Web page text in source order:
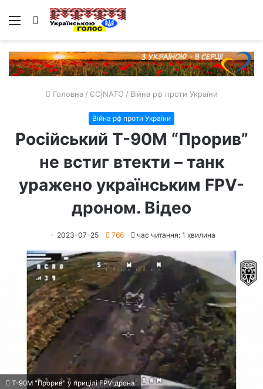
Меню Пошук
Головна / ЄС|NATO / Війна рф проти України
Війна рф проти України
Російський Т-90М “Прорив”
не встиг втекти – танк
уражено українським FPV-
дроном. Відео
2023-07-25 766 час читання: 1 хвилина
Т-90М "Прорив" у прицілі FPV-дрона